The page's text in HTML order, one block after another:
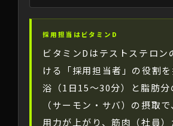
採用担当はビタミンD
ビタミンDはテストステロン
ける「採用担当者」の役割
浴（1日15〜30分）と脂肪分
（サーモン・サバ）の摂取
用力が上がり、筋肉（社員）